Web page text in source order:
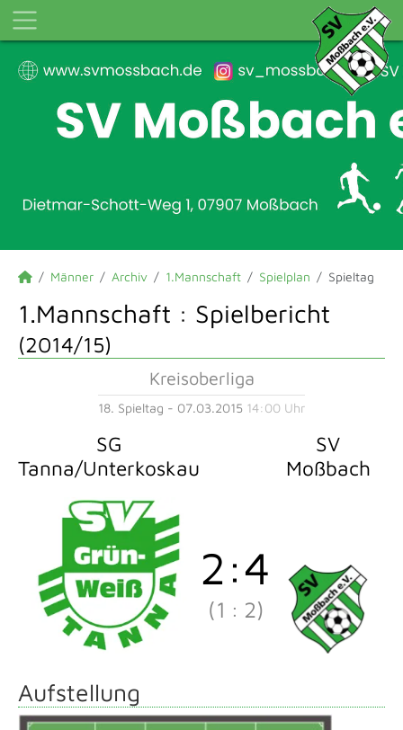
Männer Archiv 1.Mannschaft Spielplan Spieltag
1.Mannschaft : Spielbericht
(2014/15)
Kreisoberliga
18. Spieltag - 07.03.2015 14:00 Uhr
SG
Tanna/Unterkoskau
SV
Moßbach
2:4
(1 : 2)
Aufstellung